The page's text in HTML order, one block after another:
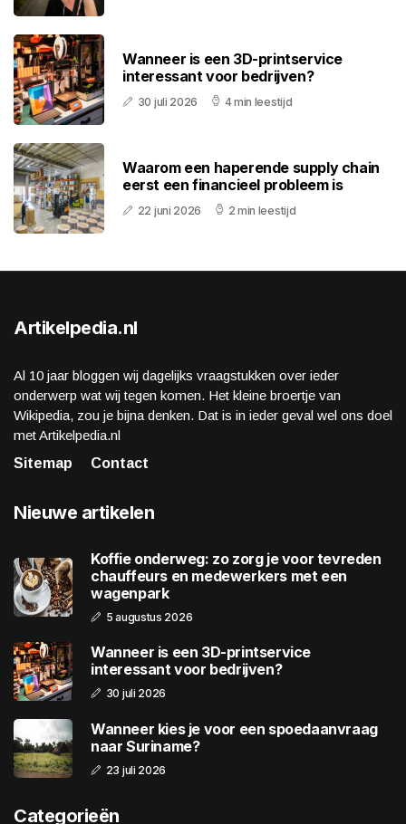
Wanneer is een 3D-printservice
interessant voor bedrijven?
30 juli 2026 4 min leestijd
Waarom een haperende supply chain
eerst een financieel probleem is
22 juni 2026 2 min leestijd
Artikelpedia.nl
Al 10 jaar bloggen wij dagelijks vraagstukken over ieder
onderwerp wat wij tegen komen. Het kleine broertje van
Wikipedia, zou je bijna denken. Dat is in ieder geval wel ons doel
met Artikelpedia.nl
Sitemap
Contact
Nieuwe artikelen
Koffie onderweg: zo zorg je voor tevreden
chauffeurs en medewerkers met een
wagenpark
5 augustus 2026
Wanneer is een 3D-printservice
interessant voor bedrijven?
30 juli 2026
Wanneer kies je voor een spoedaanvraag
naar Suriname?
23 juli 2026
Categorieën